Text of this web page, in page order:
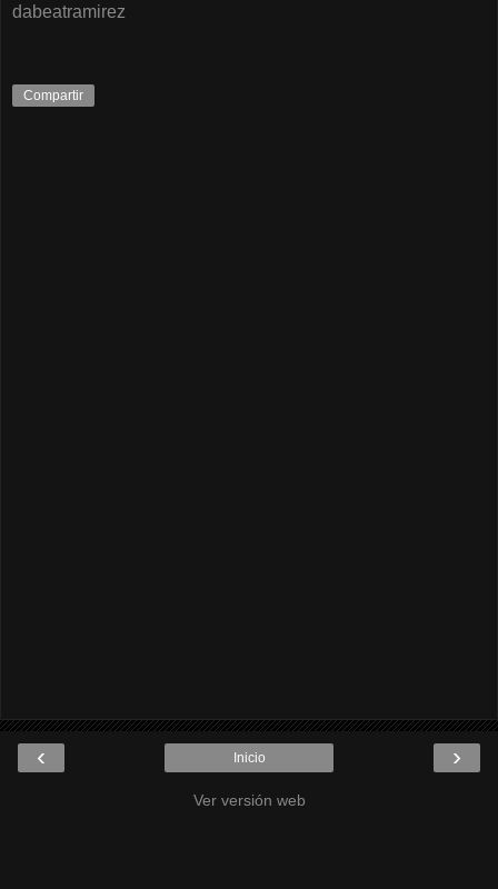
dabeatramirez
Compartir
‹ ›
Inicio
Ver versión web